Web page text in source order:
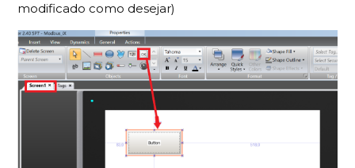
modificado como desejar)